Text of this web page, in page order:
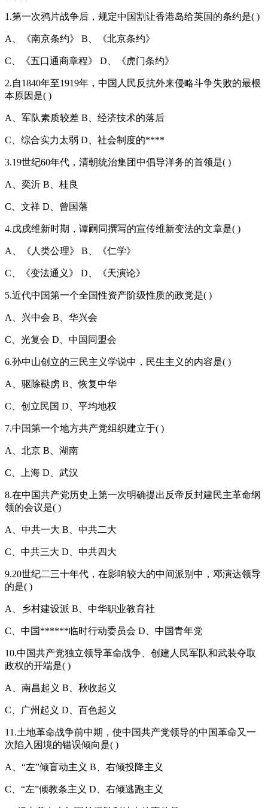
1.第一次鸦片战争后，规定中国割让香港岛给英国的条约是( )
A、《南京条约》 B、《北京条约》
C、《五口通商章程》 D、《虎门条约》
2.自1840年至1919年，中国人民反抗外来侵略斗争失败的最根
本原因是( )
A、军队素质较差 B、经济技术的落后
C、综合实力太弱 D、社会制度的****
3.19世纪60年代，清朝统治集团中倡导洋务的首领是( )
A、奕沂 B、桂良
C、文祥 D、曾国藩
4.戊戌维新时期，谭嗣同撰写的宣传维新变法的文章是( )
A、《人类公理》 B、《仁学》
C、《变法通义》 D、《天演论》
5.近代中国第一个全国性资产阶级性质的政党是( )
A、兴中会 B、华兴会
C、光复会 D、中国同盟会
6.孙中山创立的三民主义学说中，民生主义的内容是( )
A、驱除鞑虏 B、恢复中华
C、创立民国 D、平均地权
7.中国第一个地方共产党组织建立于( )
A、北京 B、湖南
C、上海 D、武汉
8.在中国共产党历史上第一次明确提出反帝反封建民主革命纲
领的会议是( )
A、中共一大 B、中共二大
C、中共三大 D、中共四大
9.20世纪二三十年代，在影响较大的中间派别中，邓演达领导
的是( )
A、乡村建设派 B、中华职业教育社
C、中国******临时行动委员会 D、中国青年党
10.中国共产党独立领导革命战争、创建人民军队和武装夺取
政权的开端是( )
A、南昌起义 B、秋收起义
C、广州起义 D、百色起义
11.土地革命战争前中期，使中国共产党领导的中国革命又一
次陷入困境的错误倾向是( )
A、“左”倾盲动主义 B、右倾投降主义
C、“左”倾教条主义 D、右倾逃跑主义